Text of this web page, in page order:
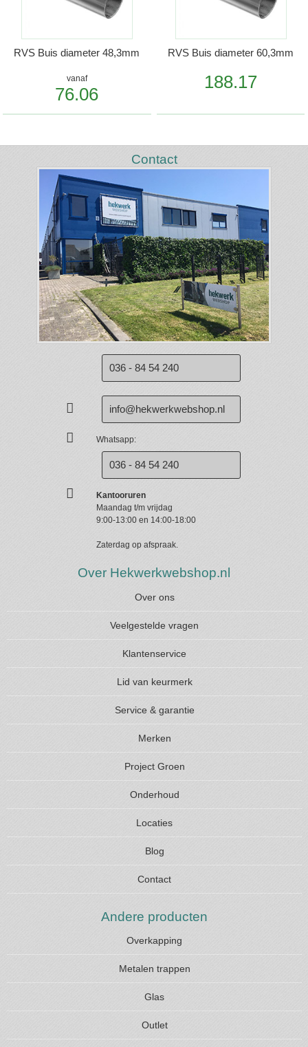
RVS Buis diameter 48,3mm
vanaf
76.06
RVS Buis diameter 60,3mm
188.17
Contact
036 - 84 54 240
info@hekwerkwebshop.nl
Whatsapp:
036 - 84 54 240
Kantooruren
Maandag t/m vrijdag
9:00-13:00 en 14:00-18:00
Zaterdag op afspraak.
Over Hekwerkwebshop.nl
Over ons
Veelgestelde vragen
Klantenservice
Lid van keurmerk
Service & garantie
Merken
Project Groen
Onderhoud
Locaties
Blog
Contact
Andere producten
Overkapping
Metalen trappen
Glas
Outlet